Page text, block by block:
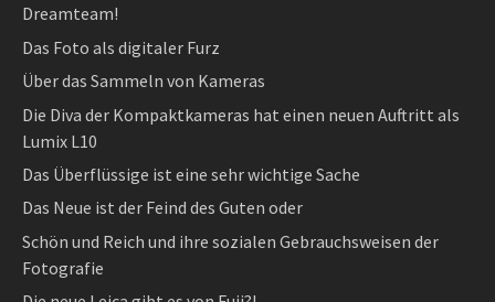
Dreamteam!
Das Foto als digitaler Furz
Über das Sammeln von Kameras
Die Diva der Kompaktkameras hat einen neuen Auftritt als
Lumix L10
Das Überflüssige ist eine sehr wichtige Sache
Das Neue ist der Feind des Guten oder
Schön und Reich und ihre sozialen Gebrauchsweisen der
Fotografie